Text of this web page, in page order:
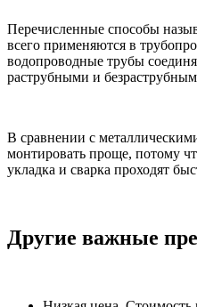
Перечисленные способы
всего применяются в
водопроводные трубы
раструбными и
В сравнении с
монтировать проще, потому
укладка и сварка проходят
Другие важные